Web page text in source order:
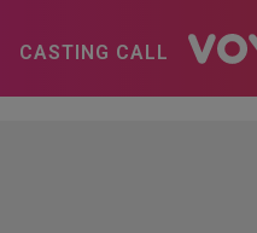
CASTING CALL